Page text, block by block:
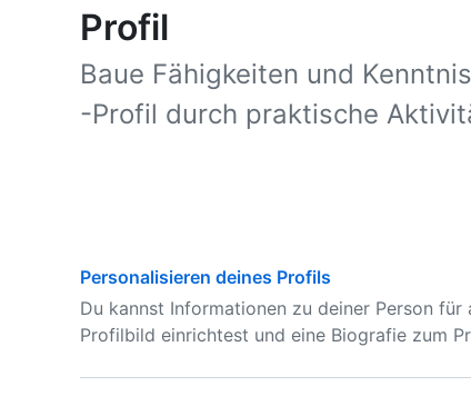
Profil
Baue Fähigkeiten und
-Profil durch praktische
Personalisieren deines Profils
Du kannst Informationen zu deiner Person
Profilbild einrichtest und eine Biografie zum